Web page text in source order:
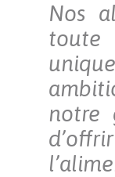
Nos
toute
notre